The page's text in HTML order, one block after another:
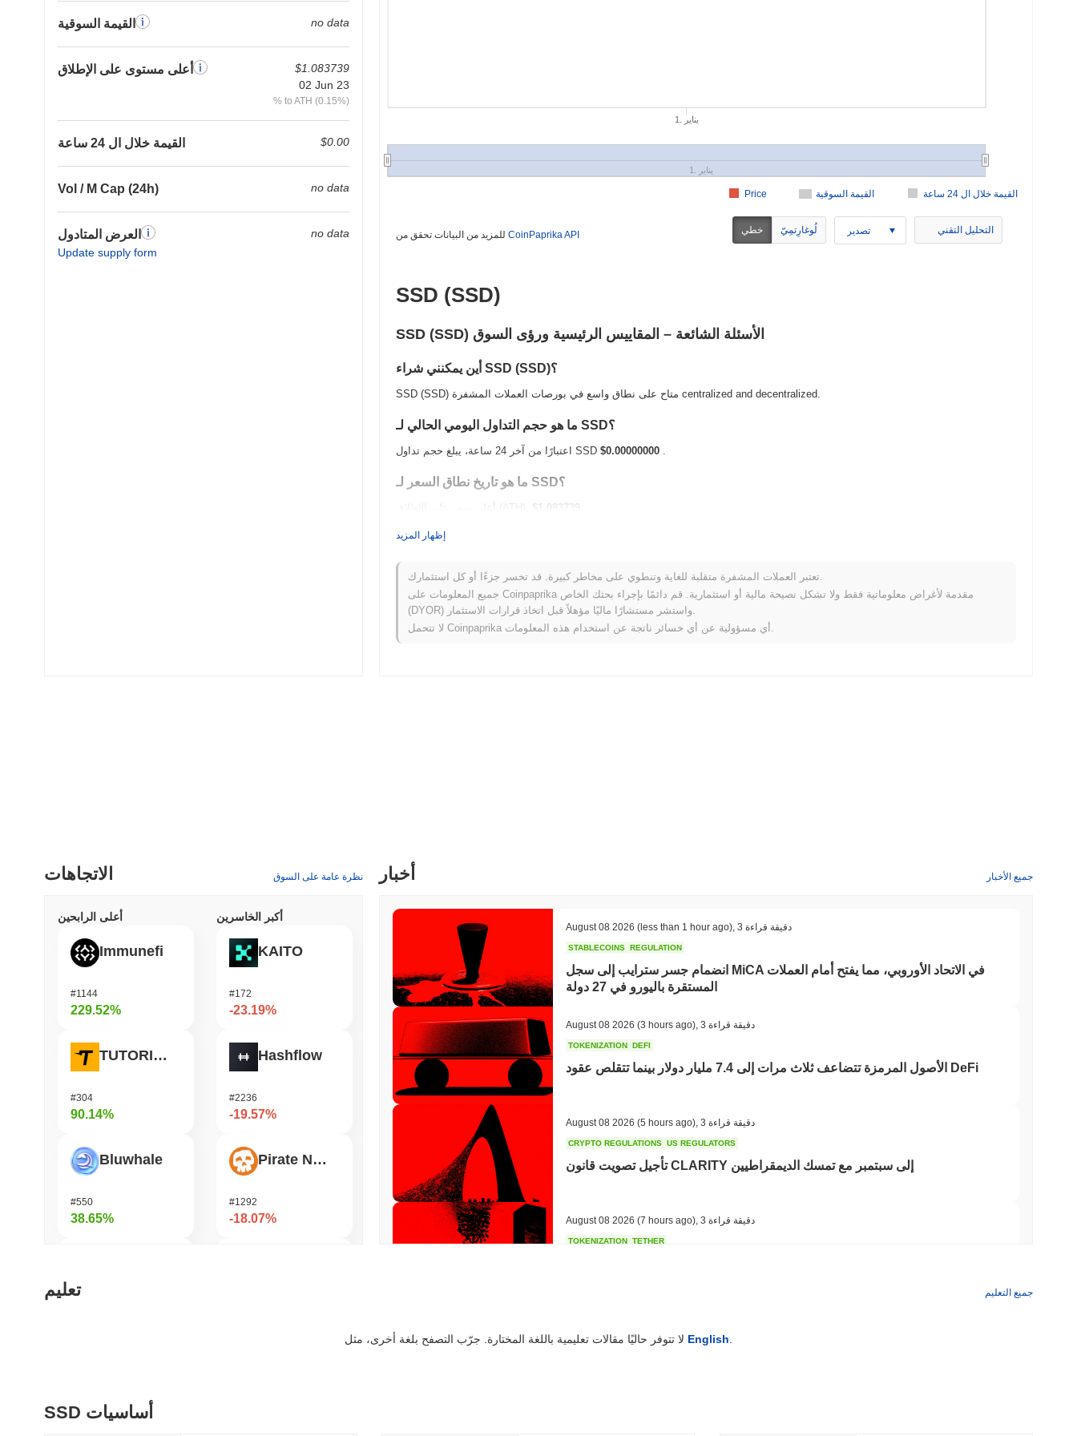
القيمة السوقية no data
أعلى مستوى على الإطلاق
$1.083739
02 Jun 23
% to ATH (0.15%)
القيمة خلال ال 24 ساعة $0.00
Vol / M Cap (24h) no data
العرض المتادول
Update supply form
no data
القيمة السوقية القيمة خلال ال 24 ساعة Price
1. يناير
1. يناير
CoinPaprika API خطي لُوغارِتمِيّ تصدير التحليل التقني
SSD (SSD)
SSD (SSD) الأسئلة الشائعة – المقاييس الرئيسية ورؤى السوق
أين يمكنني شراء SSD (SSD)؟
SSD (SSD) متاح على نطاق واسع في بورصات العملات المشفرة centralized and decentralized.
ما هو حجم التداول اليومي الحالي لـ SSD؟
اعتبارًا من آخر 24 ساعة، يبلغ حجم تداول SSD $0.00000000 .
ما هو تاريخ نطاق السعر لـ SSD؟
أعلى سعر على الإطلاق (ATH):
$1.083739
كيف يعمل SSD مقارنة بسوق العملات المشفرة الأوسع؟
، متفوقًا على سوق العملات المشفرة بشكل عام الذي سجل انخفاضًا 0.12%
. يشير هذا إلى أداء
قوي في حركة سعر SSD مقارنة بزخم السوق الأوسع.
إظهار المزيد
تعتبر العملات المشفرة متقلبة للغاية وتنطوي على مخاطر كبيرة. قد تخسر جزءًا أو كل استثمارك.
جميع المعلومات على Coinpaprika مقدمة لأغراض معلوماتية فقط ولا تشكل نصيحة مالية أو استثمارية. قم دائمًا بإجراء بحثك الخاص
الاتجاهات نظرة عامة على السوق
أعلى الرابحين
Immunefi
#1144
229.52%
TUTORIAL
#304
90.14%
Bluwhale
#550
38.65%
#362
أكبر الخاسرين
KAITO
#172
-23.19%
Hashflow
#2236
-19.57%
Pirate Nation Token
#1292
-18.07%
أخبار جميع الأخبار
August 08 2026 (less than 1 hour ago) 3 دقيقة قراءة
STABLECOINS REGULATION
انضمام جسر سترايب إلى سجل MiCA في الاتحاد الأوروبي، مما يفتح أمام العملات
المستقرة باليورو في 27 دولة
August 08 2026 (3 hours ago) 3 دقيقة قراءة
TOKENIZATION DEFI
الأصول المرمزة تتضاعف ثلاث مرات إلى 7.4 مليار دولار بينما تتقلص عقود DeFi
August 08 2026 (5 hours ago) 3 دقيقة قراءة
CRYPTO REGULATIONS US REGULATORS
تأجيل تصويت قانون CLARITY إلى سبتمبر مع تمسك الديمقراطيين
August 08 2026 (7 hours ago) 3 دقيقة قراءة
TOKENIZATION TETHER
COINBASE TRADING
تعليم جميع التعليم
English
SSD أساسيات